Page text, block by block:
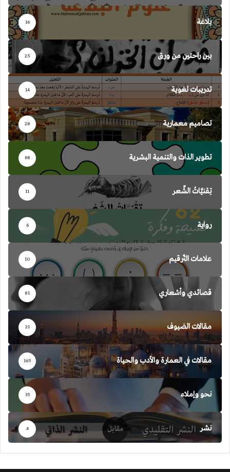
بلاغة 16
بين راحتين من ورق 25
تدريبات لغوية 14
تصاميم معمارية 28
تطوير الذات والتنمية البشرية 68
تِقنيَّاتُ الشِّعر 11
رواية 6
علامات التّرقيم 10
قصائدي وأشعاري 81
مقالات الضيوف 21
مقالات في العمارة والأدب والحياة 165
نحو وإملاء 35
نشر 4